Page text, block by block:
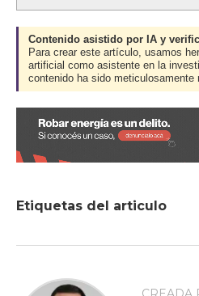
Contenido asistido por IA y
Para crear este artículo, usamos
artificial como asistente en la
contenido ha sido meticulosamente
Etiquetas del articulo